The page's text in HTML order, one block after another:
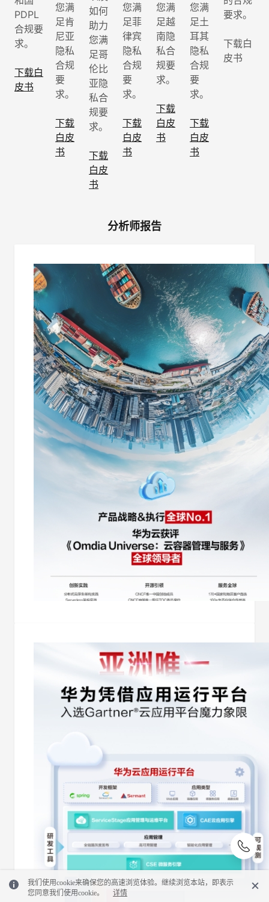
PDPL
合规要
求。
下载白
皮书
您满
足肯
尼亚
隐私
合规
要
求。
下载
白皮
书
如何
助力
您满
足哥
伦比
亚隐
私合
规要
求。
下载
白皮
书
您满
足菲
律宾
隐私
合规
要
求。
下载
白皮
书
您满
足越
南隐
私合
规要
求。
下载
白皮
书
您满
足土
耳其
隐私
合规
要
求。
下载
白皮
书
要求。
下载白
皮书
分析师报告
我们使用cookie来确保您的高速浏览体验。继续浏览本站，即表示
您同意我们使用cookie。
详情